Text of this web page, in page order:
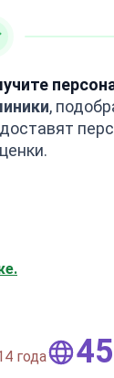
,
года 50